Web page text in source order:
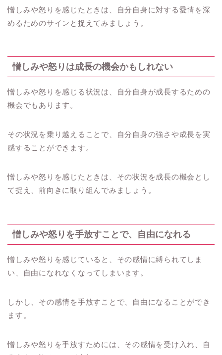
憎しみや怒りを感じたときは、自分自身に対する愛情を深
めるためのサインと捉えてみましょう。
憎しみや怒りは成長の機会かもしれない
憎しみや怒りを感じる状況は、自分自身が成長するための
機会でもあります。
その状況を乗り越えることで、自分自身の強さや成長を実
感することができます。
憎しみや怒りを感じたときは、その状況を成長の機会とし
て捉え、前向きに取り組んでみましょう。
憎しみや怒りを手放すことで、自由になれる
憎しみや怒りを感じていると、その感情に縛られてしま
い、自由になれなくなってしまいます。
しかし、その感情を手放すことで、自由になることができ
ます。
憎しみや怒りを手放すためには、その感情を受け入れ、自